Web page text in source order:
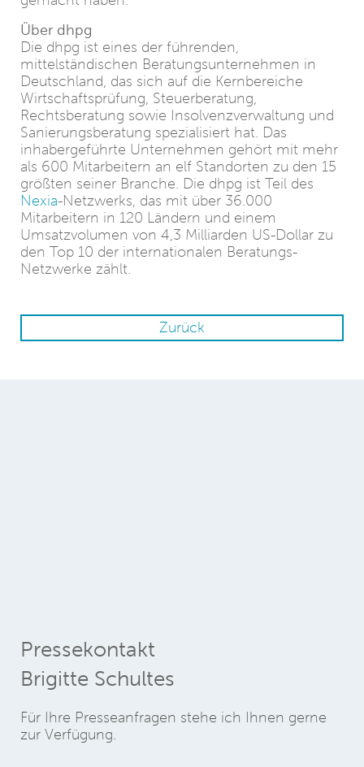
Über dhpg
Die dhpg ist eines der führenden,
mittelständischen Beratungsunternehmen in
Deutschland, das sich auf die Kernbereiche
Wirtschaftsprüfung, Steuerberatung,
Rechtsberatung sowie Insolvenzverwaltung und
Sanierungsberatung spezialisiert hat. Das
inhabergeführte Unternehmen gehört mit mehr
als 600 Mitarbeitern an elf Standorten zu den 15
größten seiner Branche. Die dhpg ist Teil des
Nexia-Netzwerks, das mit über 36.000
Mitarbeitern in 120 Ländern und einem
Umsatzvolumen von 4,3 Milliarden US-Dollar zu
den Top 10 der internationalen Beratungs-
Netzwerke zählt.
Zurück
Pressekontakt
Brigitte Schultes
Für Ihre Presseanfragen stehe ich Ihnen gerne
zur Verfügung.